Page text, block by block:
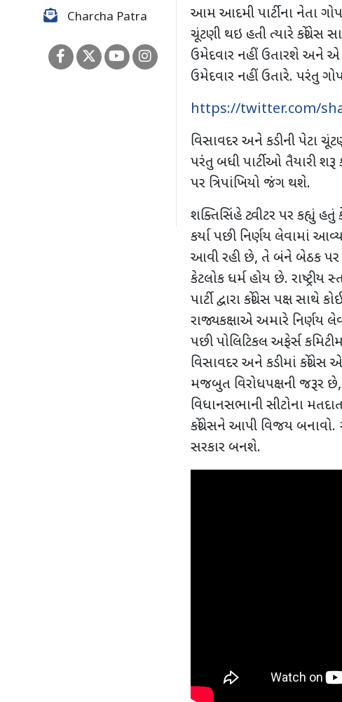
Charcha Patra
આમ આદમી પાર્ટીના નેતા
ચૂંટણી થઇ હતી ત્યારે કોંગ્રેસ
ઉમેદવાર નહીં ઉતારશે અને એ
ઉમેદવાર નહીં ઉતારે. પરંતુ
https://twitter.com/
વિસાવદર અને કડીની પેટા
પરંતુ બધી પાર્ટીઓ તૈયારી
પર ત્રિપાંખિયો જંગ થશે.
શક્તિસિંહે ટ્વીટર પર કહ્યું હતું
કર્યા પછી નિર્ણય લેવામાં
આવી રહી છે, તે બંને બેઠક પર
કેટલોક ધર્મ હોય છે.
પાર્ટી દ્વારા કોંગ્રેસ પક્ષ
રાજ્યકક્ષાએ અમારે નિર્ણય
પછી પોલિટિકલ અફેર્સ
વિસાવદર અને કડીમાં કોંગ્રેસ
મજબુત વિરોધપક્ષની જરૂર
વિધાનસભાની સીટોના
કોંગ્રેસને આપી વિજય બનાવો.
સરકાર બનશે.